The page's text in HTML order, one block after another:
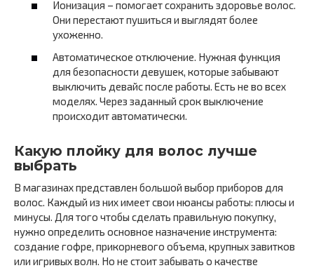
Ионизация – помогает сохранить здоровье волос.
Они перестают пушиться и выглядят более
ухоженно.
Автоматическое отключение. Нужная функция
для безопасности девушек, которые забывают
выключить девайс после работы. Есть не во всех
моделях. Через заданный срок выключение
происходит автоматически.
Какую плойку для волос лучше
выбрать
В магазинах представлен большой выбор приборов для
волос. Каждый из них имеет свои нюансы работы: плюсы и
минусы. Для того чтобы сделать правильную покупку,
нужно определить основное назначение инструмента:
создание гофре, прикорневого объема, крупных завитков
или игривых волн. Но не стоит забывать о качестве